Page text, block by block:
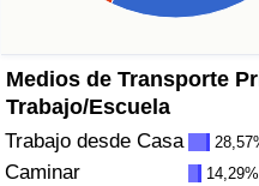
Medios de Transporte
Trabajo/Escuela
Trabajo desde Casa
Caminar 14,29%
Índice de Contaminación
Índice de contaminación